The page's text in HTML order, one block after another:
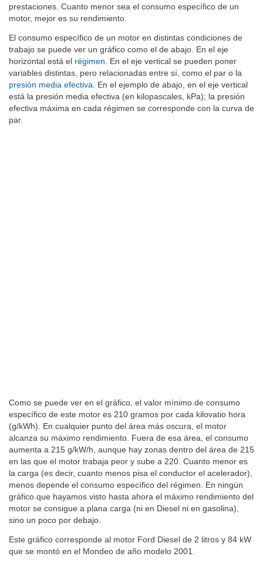
prestaciones. Cuanto menor sea el consumo específico de un
motor, mejor es su rendimiento.
El consumo específico de un motor en distintas condiciones de
trabajo se puede ver un gráfico como el de abajo. En el eje
horizontal está el régimen . En el eje vertical se pueden poner
variables distintas, pero relacionadas entre sí, como el par o la
presión media efectiva . En el ejemplo de abajo, en el eje vertical
está la presión media efectiva (en kilopascales, kPa); la presión
efectiva máxima en cada régimen se corresponde con la curva de
par.
Como se puede ver en el gráfico, el valor mínimo de consumo
específico de este motor es 210 gramos por cada kilovatio hora
(g/kWh). En cualquier punto del área más oscura, el motor
alcanza su máximo rendimiento. Fuera de esa área, el consumo
aumenta a 215 g/kW/h, aunque hay zonas dentro del área de 215
en las que el motor trabaja peor y sube a 220. Cuanto menor es
la carga (es decir, cuanto menos pisa el conductor el acelerador),
menos depende el consumo específico del régimen. En ningún
gráfico que hayamos visto hasta ahora el máximo rendimiento del
motor se consigue a plana carga (ni en Diesel ni en gasolina),
sino un poco por debajo.
Este gráfico corresponde al motor Ford Diesel de 2 litros y 84 kW
que se montó en el Mondeo de año modelo 2001.